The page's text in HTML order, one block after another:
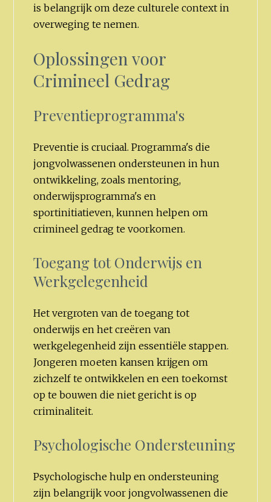
is belangrijk om deze culturele context in
overweging te nemen.
Oplossingen voor
Crimineel Gedrag
Preventieprogramma's
Preventie is cruciaal. Programma's die
jongvolwassenen ondersteunen in hun
ontwikkeling, zoals mentoring,
onderwijsprogramma's en
sportinitiatieven, kunnen helpen om
crimineel gedrag te voorkomen.
Toegang tot Onderwijs en
Werkgelegenheid
Het vergroten van de toegang tot
onderwijs en het creëren van
werkgelegenheid zijn essentiële stappen.
Jongeren moeten kansen krijgen om
zichzelf te ontwikkelen en een toekomst
op te bouwen die niet gericht is op
criminaliteit.
Psychologische Ondersteuning
Psychologische hulp en ondersteuning
zijn belangrijk voor jongvolwassenen die